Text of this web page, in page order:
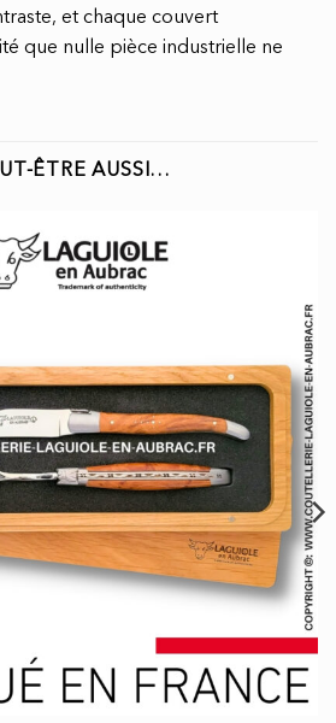
et chaque couvert
que nulle pièce industrielle ne
ÊTRE AUSSI…